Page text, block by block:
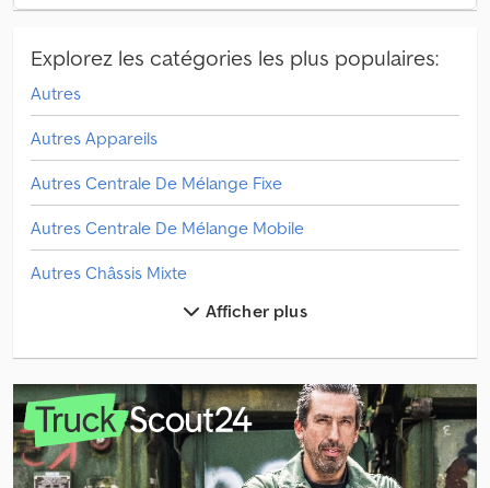
Explorez les catégories les plus populaires:
Autres
Autres Appareils
Autres Centrale De Mélange Fixe
Autres Centrale De Mélange Mobile
Autres Châssis Mixte
Autres Machine De Récolte
Autres Matériel De Culture Maraîchère
Autres Moissonneuse-Batteuse
Autres Motoculteur
Afficher plus